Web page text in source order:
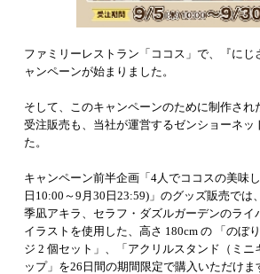
ファミリーレストラン「ココス」で、『にじ
ャンペーンが始まりました。
そして、このキャンペーンのために制作され
受注販売も、当社が運営するゼンショーネッ
た。
キャンペーン前半企画「4人でココスの美味
日10:00～9月30日23:59)」のグッズ販売では
季凪アキラ、セラフ・ダズルガーデンのライ
イラストを使用した、高さ 180cm の 「のぼ
ジ 2 個セット」、「アクリルスタンド（ミニ
ップ」を26日間の期間限定で購入いただけま